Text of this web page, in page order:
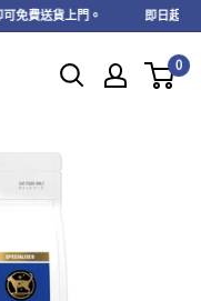
免費送貨上門。 即日起至
0